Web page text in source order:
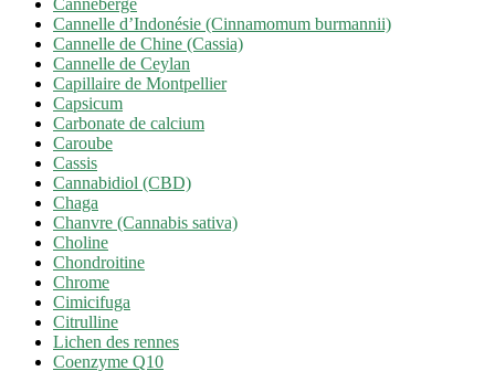
Canneberge
Cannelle d’Indonésie (Cinnamomum burmannii)
Cannelle de Chine (Cassia)
Cannelle de Ceylan
Capillaire de Montpellier
Capsicum
Carbonate de calcium
Caroube
Cassis
Cannabidiol (CBD)
Chaga
Chanvre (Cannabis sativa)
Choline
Chondroitine
Chrome
Cimicifuga
Citrulline
Lichen des rennes
Coenzyme Q10